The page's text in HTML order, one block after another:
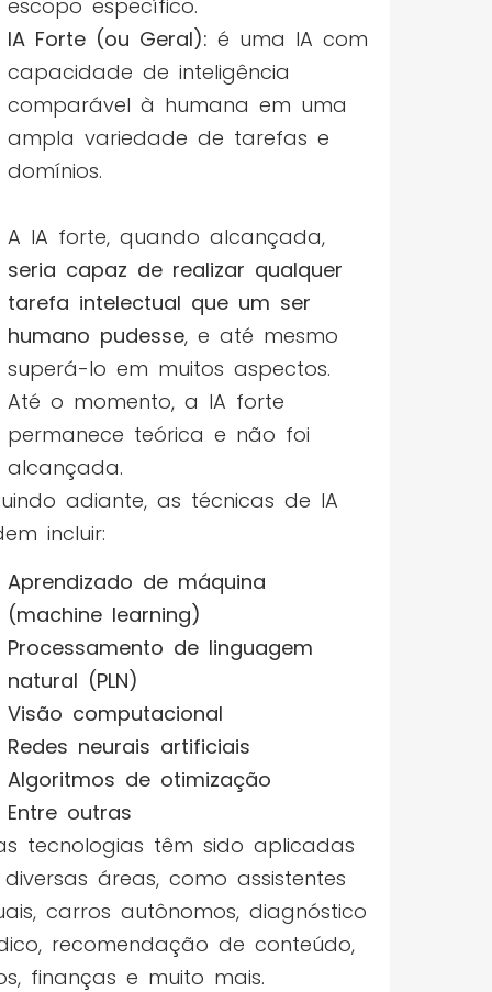
escopo específico.
IA Forte (ou Geral): é uma IA com
capacidade de inteligência
comparável à humana em uma
ampla variedade de tarefas e
domínios.
A IA forte, quando alcançada,
seria capaz de realizar qualquer
tarefa intelectual que um ser
humano pudesse, e até mesmo
superá-lo em muitos aspectos.
Até o momento, a IA forte
permanece teórica e não foi
alcançada.
adiante, as técnicas de IA
incluir:
Aprendizado de máquina
(machine learning)
Processamento de linguagem
natural (PLN)
Visão computacional
Redes neurais artificiais
Algoritmos de otimização
Entre outras
tecnologias têm sido aplicadas
áreas, como assistentes
carros autônomos, diagnóstico
recomendação de conteúdo,
finanças e muito mais.